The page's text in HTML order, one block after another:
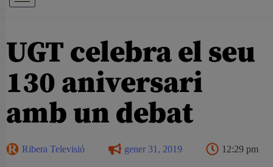
UGT celebra el seu
130 aniversari
amb un debat
Ribera Televisió gener 31, 2019 12:29 pm